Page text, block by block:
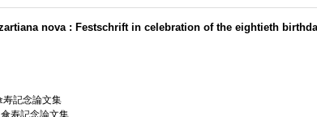
nova : Festschrift in celebration of the eightieth
寿記念論文集
寿記念論文集